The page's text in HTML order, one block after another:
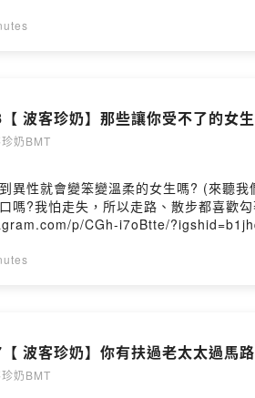
波客珍奶】那些讓你受不了的女生
奶BMT
異性就會變笨變溫柔的女生嗎? (來聽
嗎?我怕走失，所以走路、散步都喜歡
p/CGh-i7oBtte/
user/
波客珍奶】你有扶過老太太過馬
奶BMT